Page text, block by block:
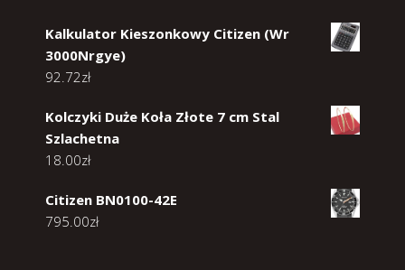
Kalkulator Kieszonkowy Citizen (Wr
3000Nrgye)
92.72zł
Kolczyki Duże Koła Złote 7 cm Stal
Szlachetna
18.00zł
Citizen BN0100-42E
795.00zł